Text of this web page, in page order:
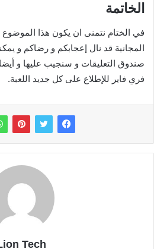
الخاتمة
في الختام نتمنى ان يكون هذا الموضوع
المجانية قد نال إعجابكم و رضاكم و
صندوق التعليقات و سنجيب عليها و
فري فاير للإطلاع على كل جديد اللعبة.
Tech